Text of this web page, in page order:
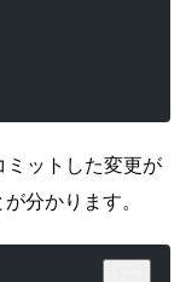
ットした変更が
分かります。